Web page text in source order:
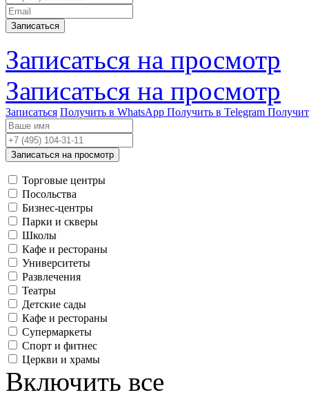
Записаться
Записаться на просмотр
Записаться на просмотр
Записаться Получить в WhatsApp Получить в Telegram
Записаться на просмотр
Торговые центры
Посольства
Бизнес-центры
Парки и скверы
Школы
Кафе и рестораны
Университеты
Развлечения
Театры
Детские сады
Кафе и рестораны
Супермаркеты
Спорт и фитнес
Церкви и храмы
Включить все